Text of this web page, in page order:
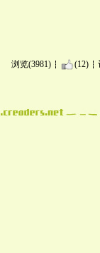
浏览(3981) (12)